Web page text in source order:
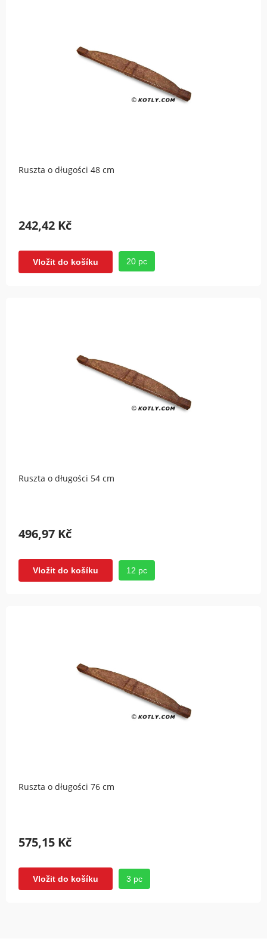
Ruszta o długości 48 cm
242,42 Kč
Vložit do košíku 20 pc
Ruszta o długości 54 cm
496,97 Kč
Vložit do košíku 12 pc
Ruszta o długości 76 cm
575,15 Kč
Vložit do košíku 3 pc